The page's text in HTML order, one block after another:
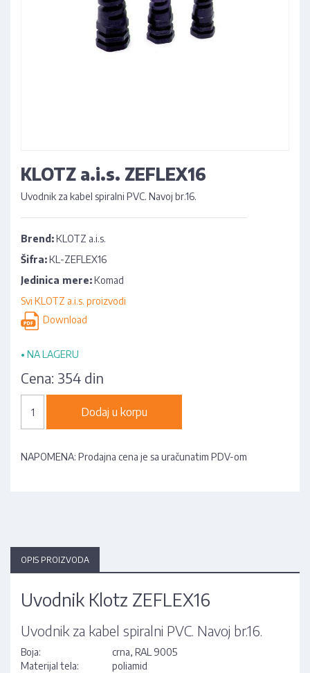
KLOTZ a.i.s. ZEFLEX16
Uvodnik za kabel spiralni PVC. Navoj br.16.
Brend:KLOTZ a.i.s.
Šifra:KL-ZEFLEX16
Jedinica mere:Komad
Svi KLOTZ a.i.s. proizvodi
Download
• NA LAGERU
Cena: 354 din
Dodaj u korpu
NAPOMENA: Prodajna cena je sa uračunatim PDV-om
OPIS PROIZVODA
Uvodnik Klotz ZEFLEX16
Uvodnik za kabel spiralni PVC. Navoj br.16.
Boja:
crna, RAL 9005
Materijal tela:
poliamid